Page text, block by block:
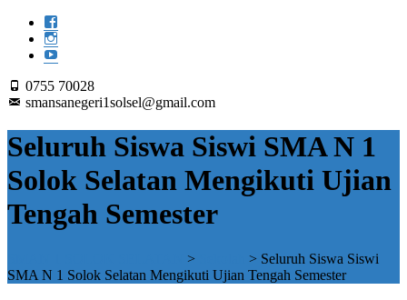
0755 70028
smansanegeri1solsel@gmail.com
Seluruh Siswa Siswi SMA N 1
Solok Selatan Mengikuti Ujian
Tengah Semester
> > Seluruh Siswa Siswi
SMA N 1 Solok Selatan Mengikuti Ujian Tengah Semester